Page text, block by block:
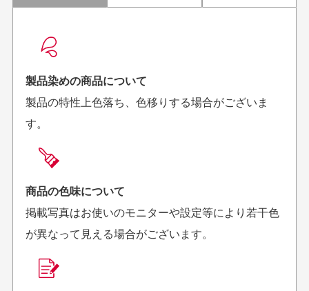
良かった！
がとうございます。丁寧
に梱包されていて、商品
の状態も良好でした。気
があればよろしくお願い
来ました。またお願いし
お届け希望日時をご指定頂けます。
ご注文時にご指定下さい。
商品の受け渡しは、ゆうパックでの配送のみとさせて
頂いております。
商品購入からどれくらいで発送してもらえます
か？
製品染めの商品について
製品の特性上色落ち、色移りする場合がございま
す。
商品の色味について
掲載写真はお使いのモニターや設定等により若干色
が異なって見える場合がございます。